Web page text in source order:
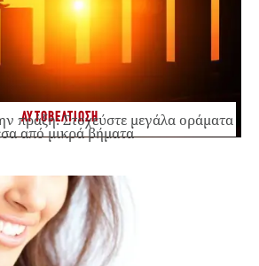
ΑΥΤΟΒΕΛΤΙΩΣΗ
πράξη: Στοχεύστε μεγάλα οράματα
από μικρά βήματα